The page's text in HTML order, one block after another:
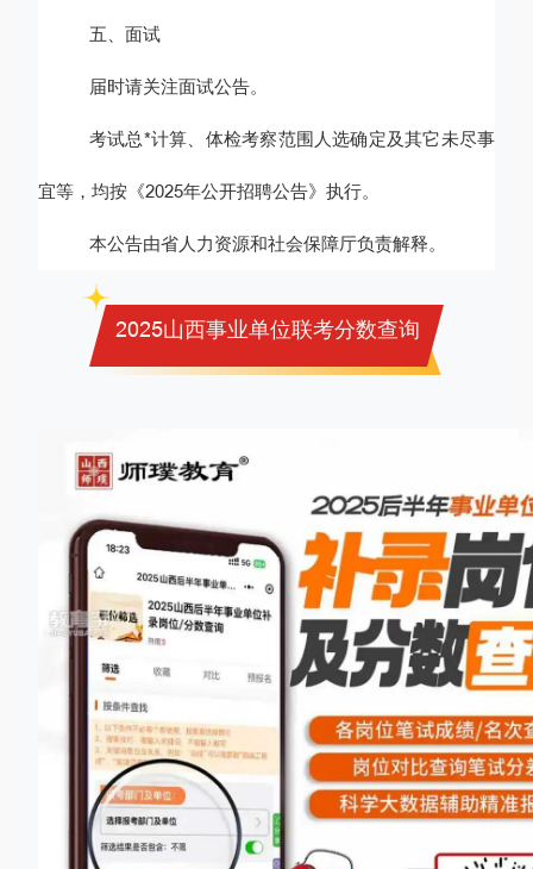
五、面试
届时请关注面试公告。
考试总*计算、体检考察范围人选确定及其它未尽事
宜等， 均按《2025年公开招聘公告》执行。
本公告由省人力资源和社会保障厅负责解释。
2025山西事业单位联考分数查询